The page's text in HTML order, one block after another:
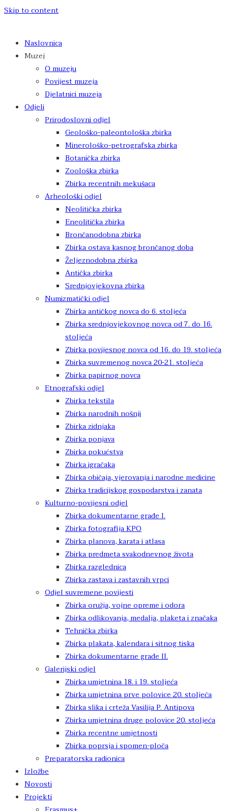
Skip to content
Naslovnica
Muzej
O muzeju
Povijest muzeja
Djelatnici muzeja
Odjeli
Prirodoslovni odjel
Geološko-paleontološka zbirka
Minerološko-petrografska zbirka
Botanička zbirka
Zoološka zbirka
Zbirka recentnih mekušaca
Arheološki odjel
Neolitička zbirka
Eneolitička zbirka
Brončanodobna zbirka
Zbirka ostava kasnog brončanog doba
Željeznodobna zbirka
Antička zbirka
Srednjovjekovna zbirka
Numizmatički odjel
Zbirka antičkog novca do 6. stoljeća
Zbirka srednjovjekovnog novca od 7. do 16.
stoljeća
Zbirka povijesnog novca od 16. do 19. stoljeća
Zbirka suvremenog novca 20-21. stoljeća
Zbirka papirnog novca
Etnografski odjel
Zbirka tekstila
Zbirka narodnih nošnji
Zbirka zidnjaka
Zbirka ponjava
Zbirka pokućstva
Zbirka igračaka
Zbirka običaja, vjerovanja i narodne medicine
Zbirka tradicijskog gospodarstva i zanata
Kulturno-povijesni odjel
Zbirka dokumentarne građe I.
Zbirka fotografija KPO
Zbirka planova, karata i atlasa
Zbirka predmeta svakodnevnog života
Zbirka razglednica
Zbirka zastava i zastavnih vrpci
Odjel suvremene povijesti
Zbirka oružja, vojne opreme i odora
Zbirka odlikovanja, medalja, plaketa i značaka
Tehnička zbirka
Zbirka plakata, kalendara i sitnog tiska
Zbirka dokumentarne građe II.
Galerijski odjel
Zbirka umjetnina 18. i 19. stoljeća
Zbirka umjetnina prve polovice 20. stoljeća
Zbirka slika i crteža Vasilija P. Antipova
Zbirka umjetnina druge polovice 20. stoljeća
Zbirka recentne umjetnosti
Zbirka poprsja i spomen-ploča
Preparatorska radionica
Izložbe
Novosti
Projekti